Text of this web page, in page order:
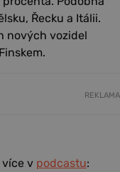
Řecku a Itálii.
nových vozidel
REKLAMA
více v podcastu: